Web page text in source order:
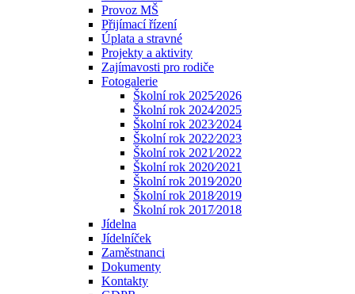
Provoz MŠ
Přijímací řízení
Úplata a stravné
Projekty a aktivity
Zajímavosti pro rodiče
Fotogalerie
Školní rok 2025⁄2026
Školní rok 2024⁄2025
Školní rok 2023⁄2024
Školní rok 2022⁄2023
Školní rok 2021⁄2022
Školní rok 2020⁄2021
Školní rok 2019⁄2020
Školní rok 2018⁄2019
Školní rok 2017⁄2018
Jídelna
Jídelníček
Zaměstnanci
Dokumenty
Kontakty